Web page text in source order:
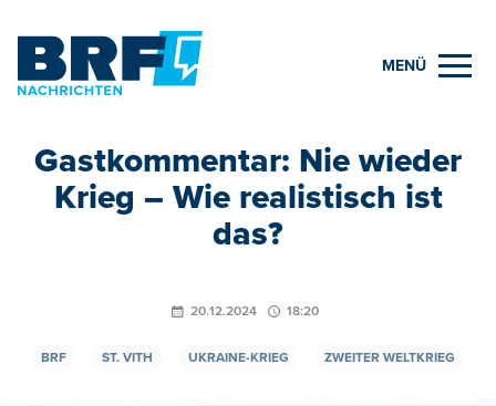
MENÜ
Gastkommentar: Nie wieder
Krieg – Wie realistisch ist
das?
20.12.2024 18:20
BRF ST. VITH UKRAINE-KRIEG ZWEITER WELTKRIEG